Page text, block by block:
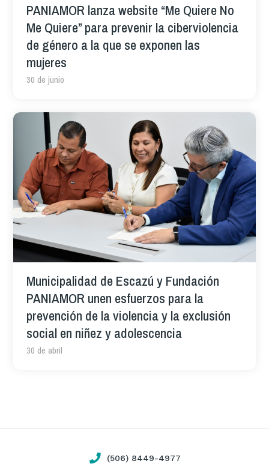
PANIAMOR lanza website “Me Quiere No
Me Quiere” para prevenir la ciberviolencia
de género a la que se exponen las
mujeres
30 de junio
Municipalidad de Escazú y Fundación
PANIAMOR unen esfuerzos para la
prevención de la violencia y la exclusión
social en niñez y adolescencia
30 de abril
(506) 8449-4977